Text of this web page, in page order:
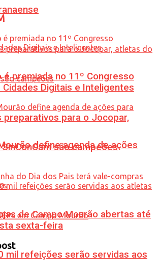
preparativos para o Jocopar,
são campeões
mil refeições serão servidas aos
é premiada no 11º Congresso
Cidades Digitais e Inteligentes
define agenda de ações
de Campo Mourão abertas até
sexta-feira